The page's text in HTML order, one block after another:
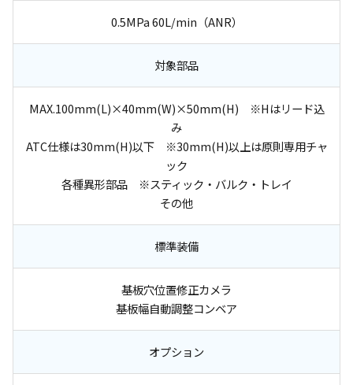
0.5MPa 60L/min（ANR）
対象部品
MAX.100mm(L)×40mm(W)×50mm(H) ※Hはリード込
み
ATC仕様は30mm(H)以下 ※30mm(H)以上は原則専用チャ
ック
各種異形部品 ※スティック・バルク・トレイ
その他
標準装備
基板穴位置修正カメラ
基板幅自動調整コンベア
オプション